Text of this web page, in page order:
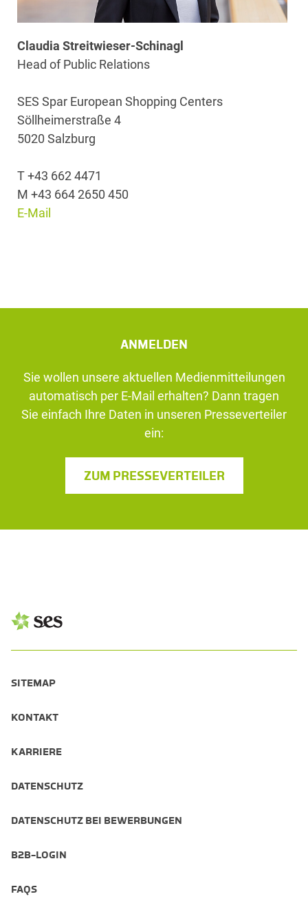
Claudia Streitwieser-Schinagl
Head of Public Relations
SES Spar European Shopping Centers
Söllheimerstraße 4
5020 Salzburg
T +43 662 4471
M +43 664 2650 450
E-Mail
ANMELDEN
Sie wollen unsere aktuellen Medienmitteilungen
automatisch per E-Mail erhalten? Dann tragen
Sie einfach Ihre Daten in unseren Presseverteiler
ein:
ZUM PRESSEVERTEILER
SITEMAP
KONTAKT
KARRIERE
DATENSCHUTZ
DATENSCHUTZ BEI BEWERBUNGEN
B2B-LOGIN
FAQS